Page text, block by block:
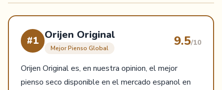
#1 Orijen Original
Mejor Pienso Global 9.5/10
Orijen Original es, en nuestra opinion, el mejor
pienso seco disponible en el mercado espanol en